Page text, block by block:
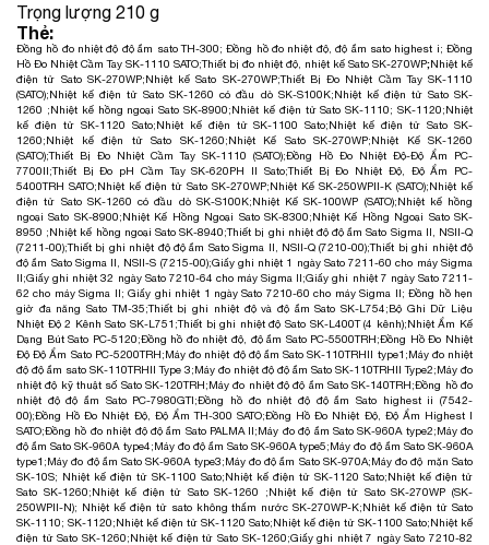
Trọng lượng 210 g
Thẻ:
Đồng hồ đo nhiệt độ độ ẩm sato TH-300;Đồng hồ đo nhiệt độ, độ ẩm sato highest i;Đồng
Hồ Đo Nhiệt Cầm Tay SK-1110 SATO;Thiết bị đo nhiệt độ, nhiệt kế Sato SK-270WP;Nhiệt kế
điện tử Sato SK-270WP;Nhiệt kế Sato SK-270WP;Thiết Bị Đo Nhiệt Cầm Tay SK-1110
(SATO);Nhiệt kế điện tử Sato SK-1260 có đầu dò SK-S100K;Nhiệt kế điện tử Sato SK-
1260 ;Nhiệt kế hồng ngoại Sato SK-8900;Nhiêt kế điện tử Sato SK-1110; SK-1120;Nhiệt
kế điện tử SK-1120 Sato;Nhiệt kế điện tử SK-1100 Sato;Nhiệt kế điện tử Sato SK-
1260;Nhiệt kế điện tử Sato SK-1260;Nhiệt Kế Sato SK-270WP;Nhiệt Kế SK-1260
(SATO);Thiết Bị Đo Nhiệt Cầm Tay SK-1110 (SATO);Đồng Hồ Đo Nhiệt Độ-Độ Ẩm PC-
7700II;Thiết Bị Đo pH Cầm Tay SK-620PH II Sato;Thiết Bị Đo Nhiệt Độ, Độ Ẩm PC-
5400TRH SATO;Nhiệt kế điện tử Sato SK-270WP;Nhiệt Kế SK-250WPII-K (SATO);Nhiệt kế
điện tử Sato SK-1260 có đầu dò SK-S100K;Nhiệt Kế SK-100WP (SATO);Nhiệt kế hồng
ngoại Sato SK-8900;Nhiệt Kế Hồng Ngoại Sato SK-8300;Nhiệt Kế Hồng Ngoại Sato SK-
8950 ;Nhiệt kế hồng ngoại Sato SK-8940;Thiết bị ghi nhiệt độ độ ẩm Sato Sigma II, NSII-Q
(7211-00);Thiết bị ghi nhiệt độ độ ẩm Sato Sigma II, NSII-Q (7210-00);Thiết bị ghi nhiệt độ
độ ẩm Sato Sigma II, NSII-S (7215-00);Giấy ghi nhiệt 1 ngày Sato 7211-60 cho máy Sigma
II;Giấy ghi nhiệt 32 ngày Sato 7210-64 cho máy Sigma II;Giấy ghi nhiệt 7 ngày Sato 7211-
62 cho máy Sigma II;Giấy ghi nhiệt 1 ngày Sato 7210-60 cho máy Sigma II;Đồng hồ hẹn
giờ đa năng Sato TM-35;Thiết bị ghi nhiệt độ và độ ẩm Sato SK-L754;Bộ Ghi Dữ Liệu
Nhiệt Độ 2 Kênh Sato SK-L751 ;Thiết bị ghi nhiệt độ Sato SK-L400T (4 kênh);Nhiệt Ẩm Kế
Dạng Bút Sato PC-5120;Đồng hồ đo nhiệt độ, độ ẩm Sato PC-5500TRH;Đồng Hồ Đo Nhiệt
Độ Độ Ẩm Sato PC-5200TRH;Máy đo nhiệt độ độ ẩm Sato SK-110TRHII type1 ;Máy đo nhiệt
độ độ ẩm sato SK-110TRHII Type 3;Máy đo nhiệt độ độ ẩm Sato SK-110TRHII Type2;Máy đo
nhiệt độ kỹ thuật số Sato SK-120TRH;Máy đo nhiệt độ độ ẩm Sato SK-140TRH;Đồng hồ đo
nhiệt độ độ ẩm Sato PC-7980GTI;Đồng hồ đo nhiệt độ độ ẩm Sato highest ii (7542-
00);Đồng Hồ Đo Nhiệt Độ, Độ Ẩm TH-300 SATO;Đồng Hồ Đo Nhiệt Độ, Độ Ẩm Highest I
SATO;Đồng hồ đo nhiệt độ độ ẩm Sato PALMA II;Máy đo độ ẩm Sato SK-960A type2;Máy đo
độ ẩm Sato SK-960A type4;Máy đo độ ẩm Sato SK-960A type5;Máy đo độ ẩm Sato SK-960A
type1 ;Máy đo độ ẩm Sato SK-960A type3;Máy đo độ ẩm Sato SK-970A;Máy đo độ mặn Sato
SK-10S; Nhiệt kế điện tử SK-1100 Sato;Nhiệt kế điện tử SK-1120 Sato;Nhiệt kế điện tử
Sato SK-1260;Nhiệt kế điện tử Sato SK-1260 ;Nhiệt kế điện tử Sato SK-270WP (SK-
250WPII-N); Nhiệt kế điện tử sato không thấm nước SK-270WP-K;Nhiêt kế điện tử Sato
SK-1110; SK-1120;Nhiệt kế điện tử SK-1120 Sato;Nhiệt kế điện tử SK-1100 Sato;Nhiệt kế
điện tử Sato SK-1260;Nhiệt kế điện tử Sato SK-1260;Giấy ghi nhiệt 7 ngày Sato 7210-82